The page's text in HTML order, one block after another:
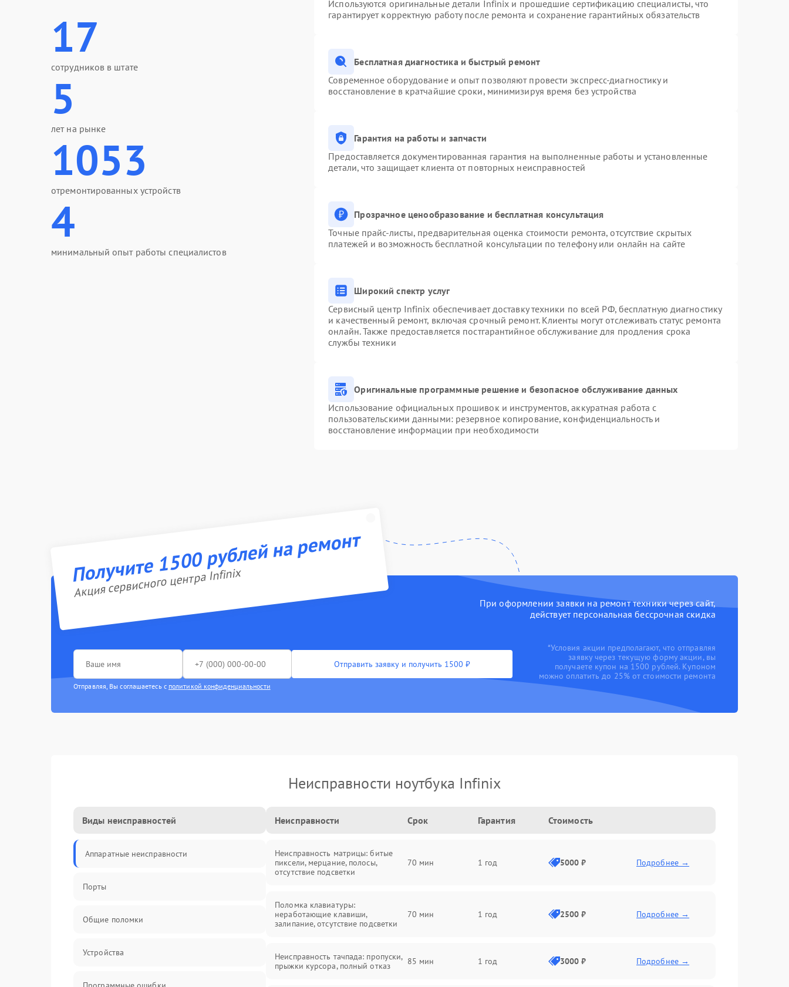
17
сотрудников в штате
5
лет на рынке
1053
отремонтированных устройств
4
минимальный опыт работы специалистов
Используются оригинальные детали Infinix и прошедшие сертификацию специалисты, что
гарантирует корректную работу после ремонта и сохранение гарантийных обязательств
Бесплатная диагностика и быстрый ремонт
Современное оборудование и опыт позволяют провести экспресс-диагностику и
восстановление в кратчайшие сроки, минимизируя время без устройства
Гарантия на работы и запчасти
Предоставляется документированная гарантия на выполненные работы и установленные
детали, что защищает клиента от повторных неисправностей
Прозрачное ценообразование и бесплатная консультация
Точные прайс-листы, предварительная оценка стоимости ремонта, отсутствие скрытых
платежей и возможность бесплатной консультации по телефону или онлайн на сайте
Широкий спектр услуг
Сервисный центр Infinix обеспечивает доставку техники по всей РФ, бесплатную диагностику
и качественный ремонт, включая срочный ремонт. Клиенты могут отслеживать статус ремонта
онлайн. Также предоставляется постгарантийное обслуживание для продления срока
службы техники
Оригинальные программные решение и безопасное обслуживание данных
Использование официальных прошивок и инструментов, аккуратная работа с
пользовательскими данными: резервное копирование, конфиденциальность и
восстановление информации при необходимости
Получите 1500 рублей на ремонт
Акция сервисного центра Infinix
При оформлении заявки на ремонт техники через сайт,
действует персональная бессрочная скидка
Отправить заявку и получить 1500 ₽
Отправляя, Вы соглашаетесь с политикой конфиденциальности
*Условия акции предполагают, что отправляя
заявку через текущую форму акции, вы
получаете купон на 1500 рублей. Купоном
можно оплатить до 25% от стоимости ремонта
Неисправности ноутбука Infinix
Виды неисправностей
Аппаратные неисправности
Порты
Общие поломки
Устройства
Неисправности Срок Гарантия Стоимость
Неисправность матрицы: битые
пиксели, мерцание, полосы,
отсутствие подсветки
70 мин 1 год 5000 ₽ Подробнее →
Поломка клавиатуры:
неработающие клавиши,
залипание, отсутствие подсветки
70 мин 1 год 2500 ₽ Подробнее →
Неисправность тачпада: пропуски,
прыжки курсора, полный отказ
85 мин 1 год 3000 ₽ Подробнее →